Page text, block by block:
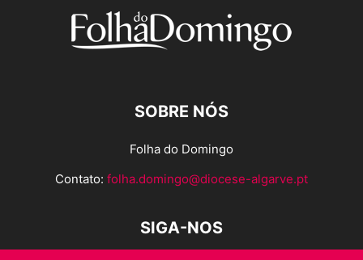
SOBRE NÓS
Folha do Domingo
Contato: folha.domingo@diocese-algarve.pt
SIGA-NOS